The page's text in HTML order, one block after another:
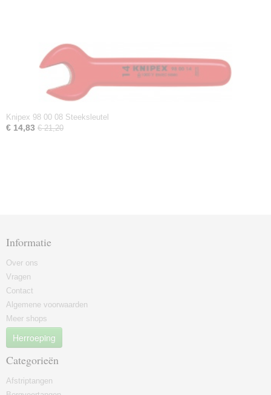
Knipex 98 00 08 Steeksleutel
€ 14,83 € 21,20
Informatie
Over ons
Vragen
Contact
Algemene voorwaarden
Meer shops
Herroeping
Categorieën
Afstriptangen